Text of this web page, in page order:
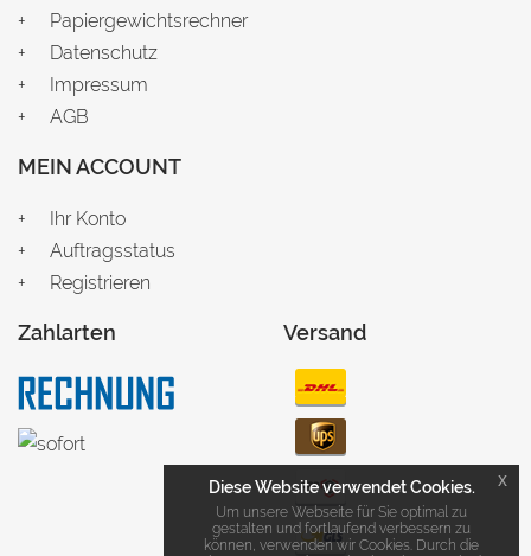
Papiergewichtsrechner
Datenschutz
Impressum
AGB
MEIN ACCOUNT
Ihr Konto
Auftragsstatus
Registrieren
Zahlarten Versand
Diese Website verwendet Cookies.
Um unsere Webseite für Sie optimal zu
gestalten und fortlaufend verbessern zu
können, verwenden wir Cookies. Durch die
x